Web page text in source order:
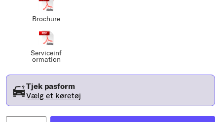
Brochure
Serviceinf
ormation
Tjek pasform
Vælg et køretøj